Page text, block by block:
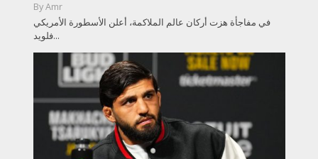
ByAmr
في مفاجأة هزت أركان عالم الملاكمة، أعلن الأسطورة الأمريكي
فلويد...